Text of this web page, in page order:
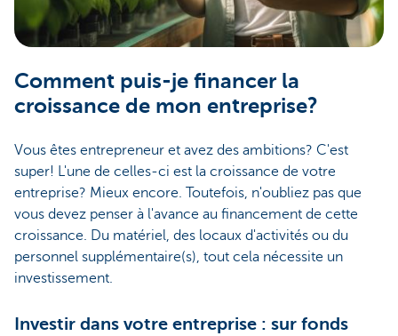
Comment puis-je financer la
croissance de mon entreprise?
Vous êtes entrepreneur et avez des ambitions? C'est
super! L'une de celles-ci est la croissance de votre
entreprise? Mieux encore. Toutefois, n'oubliez pas que
vous devez penser à l'avance au financement de cette
croissance. Du matériel, des locaux d'activités ou du
personnel supplémentaire(s), tout cela nécessite un
investissement.
Investir dans votre entreprise : sur fonds